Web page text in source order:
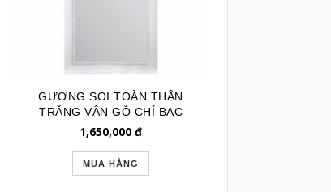
GƯƠNG SOI TOÀN THÂN
TRẮNG VÂN GỖ CHỈ BẠC
GSTT247
1,650,000 đ
MUA HÀNG